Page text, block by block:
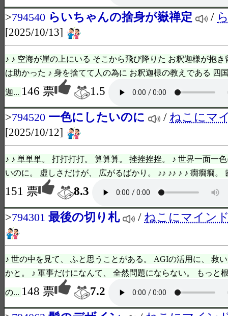
>794540 らいちゃんの捨身が嶽禅定 /
[2025/10/13]
♪ ♪ 空海が崖の上にいる そこから飛び降りた お釈迦様が抱
は助かった ♪ 身を捨てて人の為に お釈迦様の教えである 四
迦... 146 票
1.5
>794520 一色にしたいのに / ねこにマ
[2025/10/12]
♪ ♪ 単単単。 打打打打。 算算算。 挫挫挫挫。 ♪ 世界一面一
いのに。 虚しさだけが、 広がるばかり。 ♪♪ ♪♪ ♪ ♪ 癇癇癇。
151 票
8.3
>794301 最後の切り札 / ねこにマイン
♪ 世の中を見て、 ふと思うことがある。 AGIの活用に、 救
かと。 ♪ 軍事だけになんて、 全然問題にならない。 もっと
の... 148 票
7.2